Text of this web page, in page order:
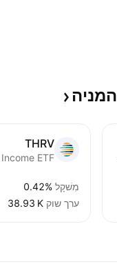
המניה
THRV
ETF
מִשׁקָל 0.42%
ערך שוק ‪38.93 K‬